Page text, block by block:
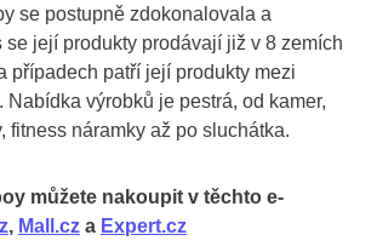
se postupně zdokonalovala a
se její produkty prodávají již v 8 zemích
případech patří její produkty mezi
Nabídka výrobků je pestrá, od kamer,
fitness náramky až po sluchátka.
můžete nakoupit v těchto e-
, Mall.cz a Expert.cz